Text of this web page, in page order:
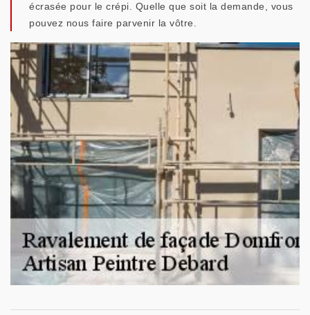
écrasée pour le crépi. Quelle que soit la demande, vous
pouvez nous faire parvenir la vôtre.